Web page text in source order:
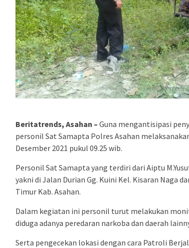
Beritatrends, Asahan – Guna mengantisipasi
personil Sat Samapta Polres Asahan
Desember 2021 pukul 09.25 wib.
Personil Sat Samapta yang terdiri dari Aiptu
yakni di Jalan Durian Gg. Kuini Kel. Kisaran Naga
Timur Kab. Asahan.
Dalam kegiatan ini personil turut melakukan
diduga adanya peredaran narkoba dan daerah
Serta pengecekan lokasi dengan cara Patroli